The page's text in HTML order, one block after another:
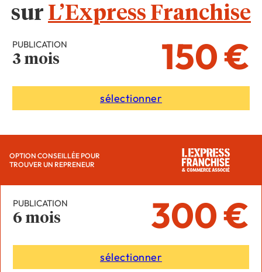
sur L’Express Franchise
PUBLICATION
3 mois 150 €
sélectionner
OPTION CONSEILLÉE POUR
TROUVER UN REPRENEUR
PUBLICATION
6 mois 300 €
sélectionner